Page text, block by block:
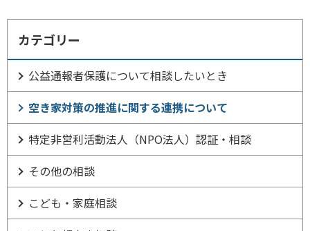
カテゴリー
公益通報者保護について相談したいとき
空き家対策の推進に関する連携について
特定非営利活動法人（NPO法人）認証・相談
その他の相談
こども・家庭相談